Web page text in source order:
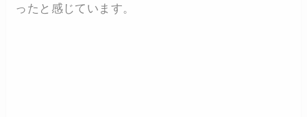
ったと感じています。